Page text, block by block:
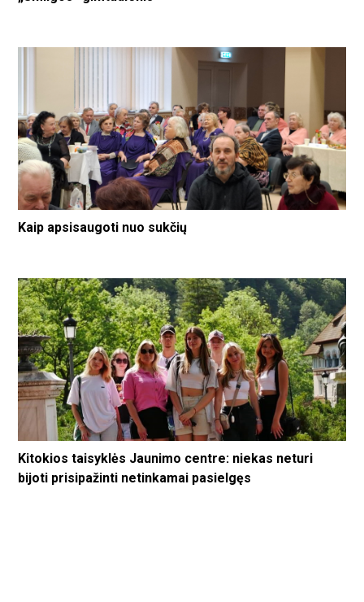
Kaip apsisaugoti nuo sukčių
Kitokios taisyklės Jaunimo centre: niekas neturi
bijoti prisipažinti netinkamai pasielgęs